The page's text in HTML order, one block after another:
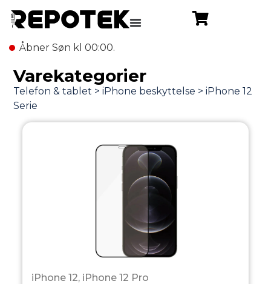
Åbner Søn kl 00:00.
Varekategorier
iPhone 12, iPhone 12 Pro